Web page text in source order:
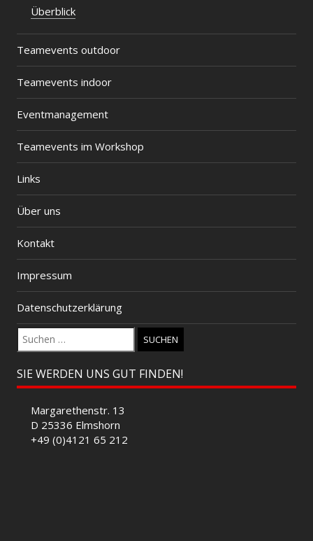
Überblick
Teamevents outdoor
Teamevents indoor
Eventmanagement
Teamevents im Workshop
Links
Über uns
Kontakt
Impressum
Datenschutzerklärung
Suchen
nach:
SIE WERDEN UNS GUT FINDEN!
Margarethenstr. 13
D 25336 Elmshorn
+49 (0)4121 65 212